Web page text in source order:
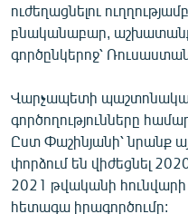
ուժեղացնելու
բնականաբար,
գործընկերոջ՝
Վարչապետի
գործողությունները
Ըստ Փաշինյանի՝ նրանք
փորձում են վիժեցնել
2021 թվականի հունվարի
հետագա իրագործումը: